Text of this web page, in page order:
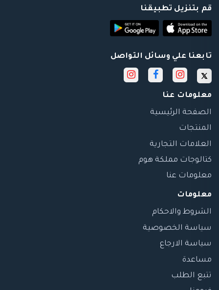
قم بتنزيل تطبيقنا
تابعنا علي وسائل التواصل
معلومات عنا
الصفحة الرئيسية
المنتجات
العلامات التجارية
كتالوجات مملكة هوم
معلومات عنا
معلومات
الشروط والاحكام
سياسة الخصوصية
سياسة الارجاع
مساعدة
تتبع الطلب